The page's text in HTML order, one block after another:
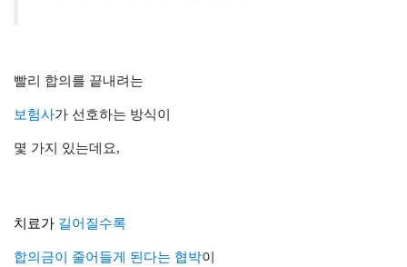
빨리 합의를 끝내려는
보험사가 선호하는 방식이
몇 가지 있는데요,
치료가 길어질수록
합의금이 줄어들게 된다는 협박이